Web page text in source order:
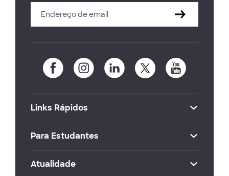
Links Rápidos
Para Estudantes
Atualidade